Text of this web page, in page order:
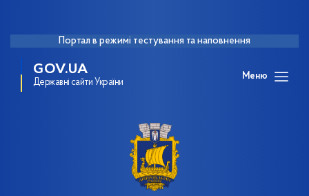
Портал в режимі тестування та наповнення
GOV.UA
Державні сайти України
Меню